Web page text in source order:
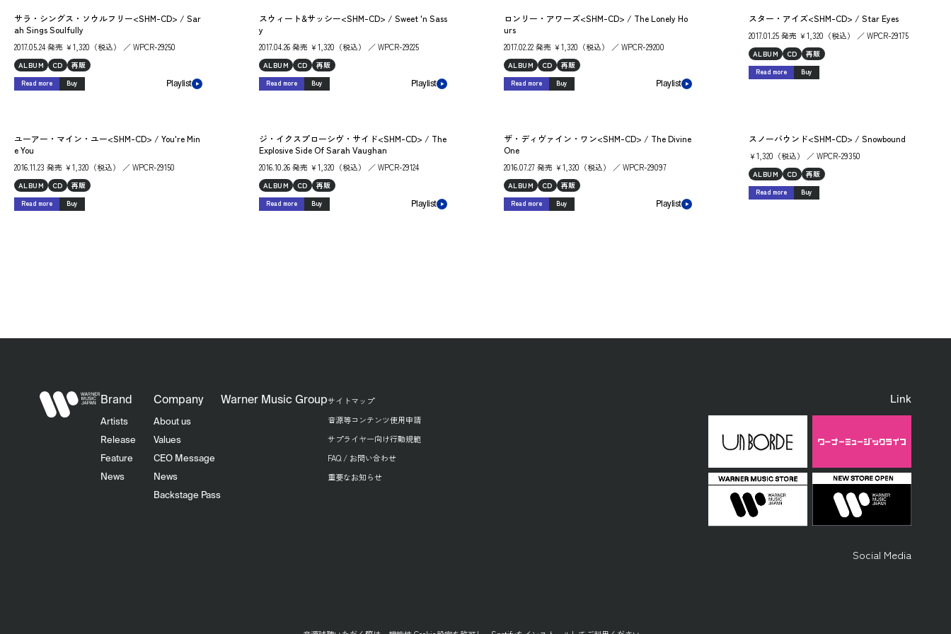
サラ・シングス・ソウルフリー<SHM-CD> / Sar
ah Sings Soulfully
2017.05.24 発売 ￥1,320（税込） ／ WPCR-29250
ALBUM CD 再販
Read more Buy Playlist
スウィート&サッシー<SHM-CD> / Sweet 'n Sass
y
2017.04.26 発売 ￥1,320（税込） ／ WPCR-29225
ALBUM CD 再販
Read more Buy Playlist
ロンリー・アワーズ<SHM-CD> / The Lonely Ho
urs
2017.02.22 発売 ￥1,320（税込） ／ WPCR-29200
ALBUM CD 再販
Read more Buy Playlist
スター・アイズ<SHM-CD> / Star Eyes
2017.01.25 発売 ￥1,320（税込） ／ WPCR-29175
ALBUM CD 再販
Read more Buy
ユーアー・マイン・ユー<SHM-CD> / You're Min
e You
2016.11.23 発売 ￥1,320（税込） ／ WPCR-29150
ALBUM CD 再販
Read more Buy
ジ・イクスプローシヴ・サイド<SHM-CD> / The
Explosive Side Of Sarah Vaughan
2016.10.26 発売 ￥1,320（税込） ／ WPCR-29124
ALBUM CD 再販
Read more Buy Playlist
ザ・ディヴァイン・ワン<SHM-CD> / The Divine
One
2016.07.27 発売 ￥1,320（税込） ／ WPCR-29097
ALBUM CD 再販
Read more Buy Playlist
スノーバウンド<SHM-CD> / Snowbound
￥1,320（税込） ／ WPCR-29350
ALBUM CD 再販
Read more Buy
Brand
Artists
Release
Feature
News
Company
About us
Values
CEO Message
News
Backstage Pass
Warner Music Groupサイトマップ
音源等コンテンツ使用申請
サプライヤー向け行動規範
FAQ / お問い合わせ
重要なお知らせ
Link
Social Media